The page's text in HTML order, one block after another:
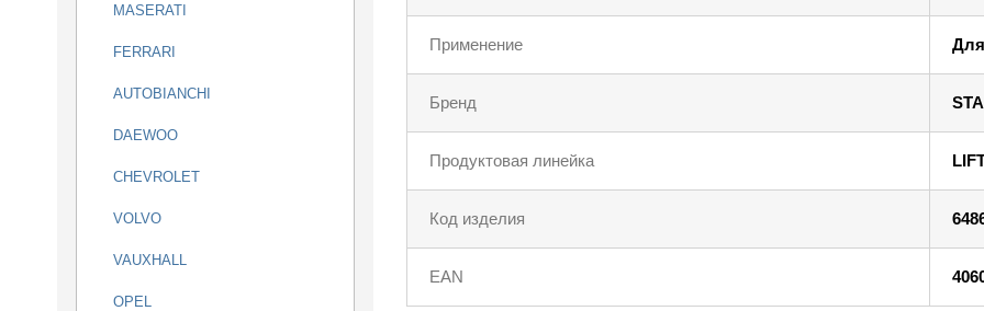
MASERATI
FERRARI
AUTOBIANCHI
DAEWOO
CHEVROLET
VOLVO
VAUXHALL
OPEL
Применение
Бренд
Продуктовая линейка
Код изделия
EAN